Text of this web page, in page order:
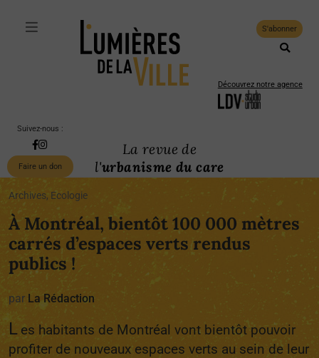
S'abonner
Découvrez notre agence
Suivez-nous :
Faire un don
La revue de
l'urbanisme du care
Archives, Ecologie
À Montréal, bientôt 100 000 mètres
carrés d’espaces verts rendus
publics !
par La Rédaction
L es habitants de Montréal vont bientôt pouvoir
profiter de nouveaux espaces verts au sein de leur